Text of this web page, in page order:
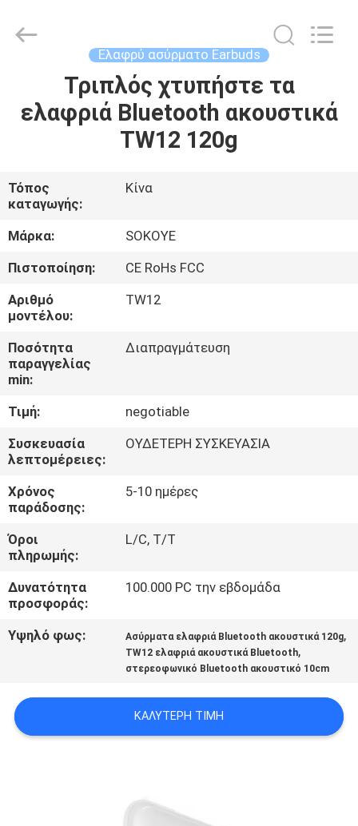
ΠΕΡΊΠΟΥ
ΕΜΕΊΣ
ΓΎΡΟΣ
ΕΡΓΟΣΤΑΣΊΩΝ
ΠΟΙΟΤΙΚΌΣ
ΈΛΕΓΧΟΣ
ΜΑΣ
ΕΛΆΤΕ
ΕΠΑΦΉ
ΜΕ
ΕΙΔΉΣΕΙΣ
ΠΕΡΙΠΤΏΣΕΙΣ
PRIVACY
Electronic
Ελαφρύ ασύρματο Earbuds
Τριπλός χτυπήστε τα
ελαφριά Bluetooth ακουστικά
TW12 120g
Τόπος
καταγωγής:
Κίνα
Μάρκα:
SOKOYE
Πιστοποίηση:
CE RoHs FCC
Αριθμό
μοντέλου:
TW12
Ποσότητα
παραγγελίας
min:
Διαπραγμάτευση
Τιμή:
negotiable
Συσκευασία
λεπτομέρειες:
ΟΥΔΕΤΕΡΗ ΣΥΣΚΕΥΑΣΙΑ
Χρόνος
παράδοσης:
5-10 ημέρες
Όροι
πληρωμής:
L/C, T/T
Δυνατότητα
προσφοράς:
100.000 PC την εβδομάδα
Υψηλό φως: Ασύρματα ελαφριά Bluetooth ακουστικά 120g,
TW12 ελαφριά ακουστικά Bluetooth,
στερεοφωνικό Bluetooth ακουστικό 10cm
ΚΑΛΎΤΕΡΗ ΤΙΜΉ